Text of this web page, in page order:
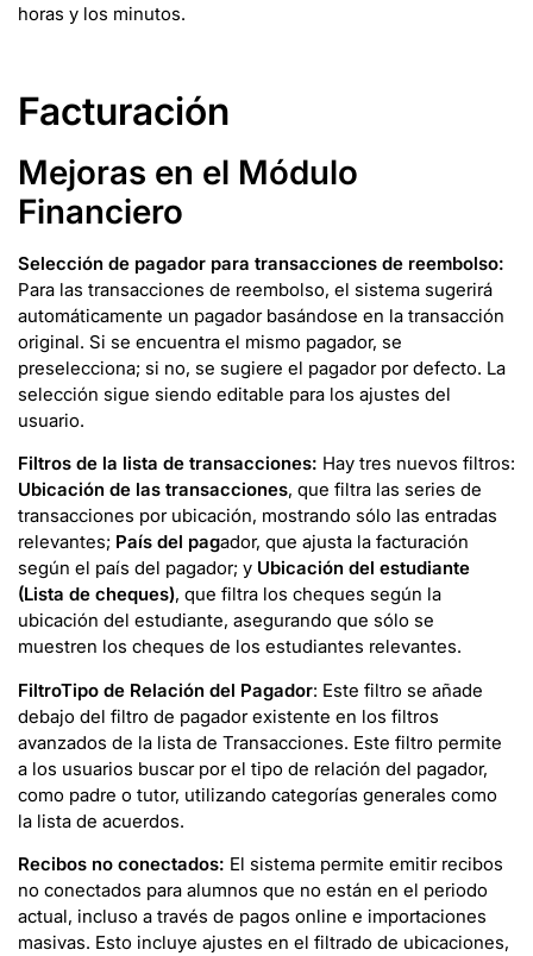
horas y los minutos.
Facturación
Mejoras en el Módulo
Financiero
Selección de pagador para transacciones de reembolso:
Para las transacciones de reembolso, el sistema sugerirá
automáticamente un pagador basándose en la transacción
original. Si se encuentra el mismo pagador, se
preselecciona; si no, se sugiere el pagador por defecto. La
selección sigue siendo editable para los ajustes del
usuario.
Filtros de la lista de transacciones: Hay tres nuevos filtros:
Ubicación de las transacciones, que filtra las series de
transacciones por ubicación, mostrando sólo las entradas
relevantes; País del pagador, que ajusta la facturación
según el país del pagador; y Ubicación del estudiante
(Lista de cheques), que filtra los cheques según la
ubicación del estudiante, asegurando que sólo se
muestren los cheques de los estudiantes relevantes.
FiltroTipo de Relación del Pagador: Este filtro se añade
debajo del filtro de pagador existente en los filtros
avanzados de la lista de Transacciones. Este filtro permite
a los usuarios buscar por el tipo de relación del pagador,
como padre o tutor, utilizando categorías generales como
la lista de acuerdos.
Recibos no conectados: El sistema permite emitir recibos
no conectados para alumnos que no están en el periodo
actual, incluso a través de pagos online e importaciones
masivas. Esto incluye ajustes en el filtrado de ubicaciones,